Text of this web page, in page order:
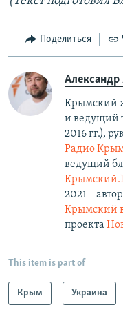
Поделиться
Крымский
и ведущий
2016 гг.),
Радио
ведущий
2021 –
Крымский
проекта
This item is part of
Крым Украина